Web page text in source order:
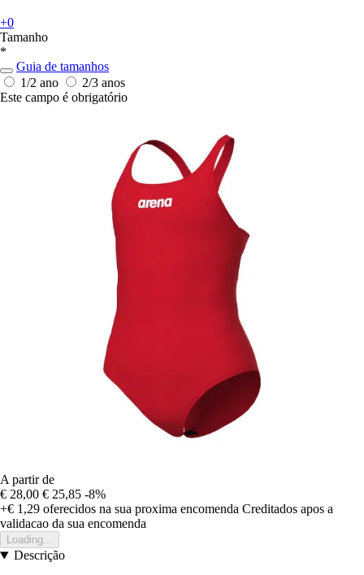
+0
Tamanho
*
Guia de tamanhos
1/2 ano
2/3 anos
Este campo é obrigatório
A partir de
€ 28,00 € 25,85 -8%
+€ 1,29 oferecidos na sua proxima encomenda Creditados apos a
validacao da sua encomenda
Loading...
Descrição